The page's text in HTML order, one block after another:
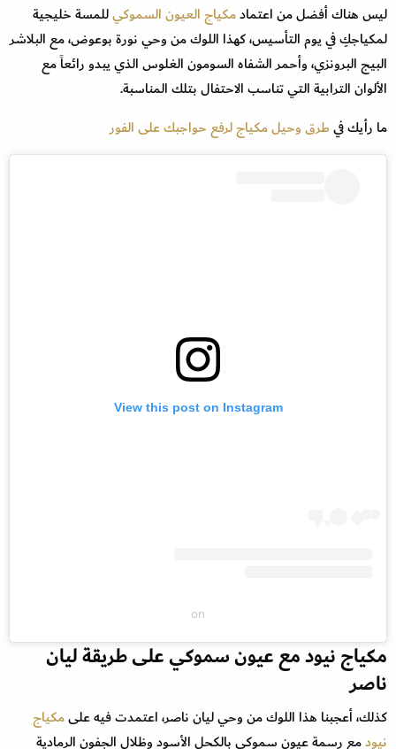
ليس هناك أفضل من اعتمادمكياج العيون السموكيللمسة خليجية
لمكياجكِ في يوم التأسيس، كهذا اللوك من وحي نورة بوعوض، مع البلاشر
البيج البرونزي، وأحمر الشفاه السومون الغلوس الذي يبدو رائعاً مع
الألوان الترابية التي تناسب الاحتفال بتلك المناسبة.
ما رأيك فيطرق وحيل مكياج لرفع حواجبك على الفور
View this post on Instagram
on
مكياج نيود مع عيون سموكي على طريقة ليان
ناصر
كذلك، أعجبنا هذا اللوك من وحي ليان ناصر، اعتمدت فيه علىمكياج
نيودمع رسمة عيون سموكي بالكحل الأسود وظلال الجفون الرمادية